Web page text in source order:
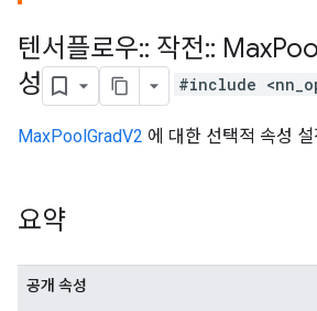
텐서플로우:: 작전:: Max
성
#include
MaxPoolGradV2 에 대한 선택적 속성
요약
공개 속성